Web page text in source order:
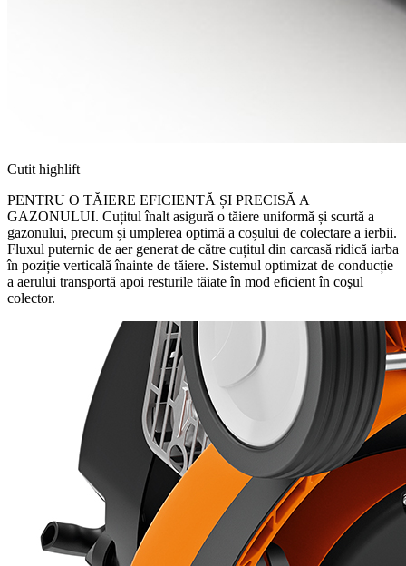
Cutit highlift
PENTRU O TĂIERE EFICIENTĂ ȘI PRECISĂ A
GAZONULUI. Cuțitul înalt asigură o tăiere uniformă și scurtă a
gazonului, precum și umplerea optimă a coșului de colectare a ierbii.
Fluxul puternic de aer generat de către cuțitul din carcasă ridică iarba
în poziție verticală înainte de tăiere. Sistemul optimizat de conducție
a aerului transportă apoi resturile tăiate în mod eficient în coşul
colector.